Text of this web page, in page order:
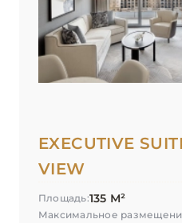
EXECUTIVE
VIEW
Площадь:135 М²
Максимальное